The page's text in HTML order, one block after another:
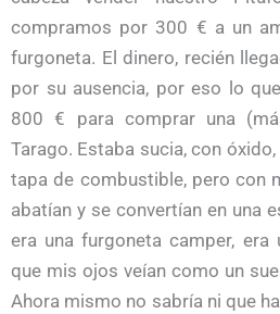
compramos por 300 € a un
furgoneta. El dinero, recién
por su ausencia, por eso lo
800 € para comprar una
Tarago. Estaba sucia, con
tapa de combustible, pero con
abatían y se convertían en una
era una furgoneta camper, era
que mis ojos veían como un
Ahora mismo no sabría ni que